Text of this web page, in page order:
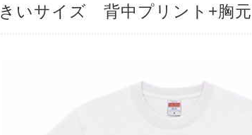
きいサイズ 背中プリント+胸元